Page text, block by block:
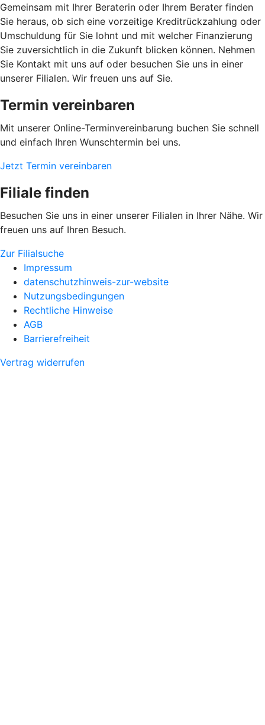
Gemeinsam mit Ihrer Beraterin oder Ihrem Berater finden
Sie heraus, ob sich eine vorzeitige Kreditrückzahlung oder
Umschuldung für Sie lohnt und mit welcher Finanzierung
Sie zuversichtlich in die Zukunft blicken können. Nehmen
Sie Kontakt mit uns auf oder besuchen Sie uns in einer
unserer Filialen. Wir freuen uns auf Sie.
Termin vereinbaren
Mit unserer Online-Terminvereinbarung buchen Sie schnell
und einfach Ihren Wunschtermin bei uns.
Jetzt Termin vereinbaren
Filiale finden
Besuchen Sie uns in einer unserer Filialen in Ihrer Nähe. Wir
freuen uns auf Ihren Besuch.
Zur Filialsuche
Impressum
datenschutzhinweis-zur-website
Nutzungsbedingungen
Rechtliche Hinweise
AGB
Barrierefreiheit
Vertrag widerrufen